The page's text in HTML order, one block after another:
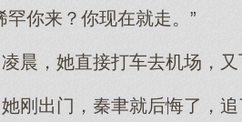
罕你来？你现在就走。”
晨，她直接打车去机场，又
刚出门，秦聿就后悔了，